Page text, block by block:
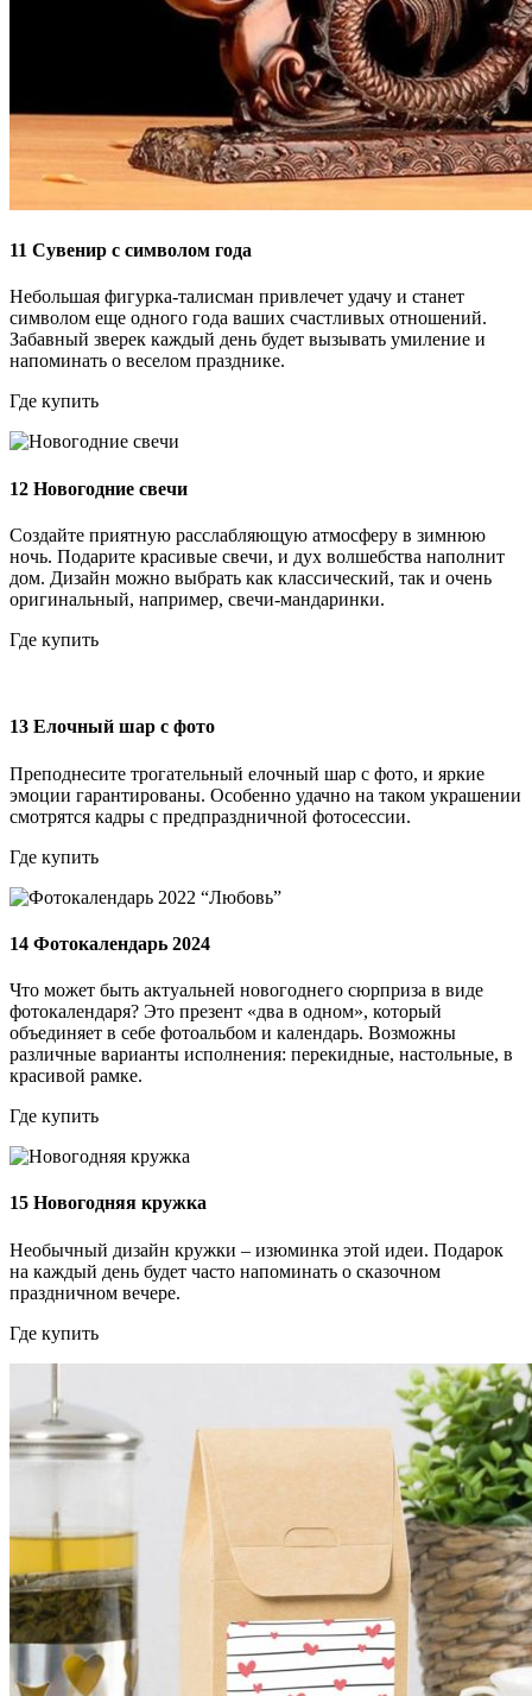
11 Сувенир с символом года
Небольшая фигурка-талисман привлечет удачу и станет
символом еще одного года ваших счастливых отношений.
Забавный зверек каждый день будет вызывать умиление и
напоминать о веселом празднике.
Где купить
12 Новогодние свечи
Создайте приятную расслабляющую атмосферу в зимнюю
ночь. Подарите красивые свечи, и дух волшебства наполнит
дом. Дизайн можно выбрать как классический, так и очень
оригинальный, например, свечи-мандаринки.
Где купить
13 Елочный шар с фото
Преподнесите трогательный елочный шар с фото, и яркие
эмоции гарантированы. Особенно удачно на таком украшении
смотрятся кадры с предпраздничной фотосессии.
Где купить
14 Фотокалендарь 2024
Что может быть актуальней новогоднего сюрприза в виде
фотокалендаря? Это презент «два в одном», который
объединяет в себе фотоальбом и календарь. Возможны
различные варианты исполнения: перекидные, настольные, в
красивой рамке.
Где купить
15 Новогодняя кружка
Необычный дизайн кружки – изюминка этой идеи. Подарок
на каждый день будет часто напоминать о сказочном
праздничном вечере.
Где купить